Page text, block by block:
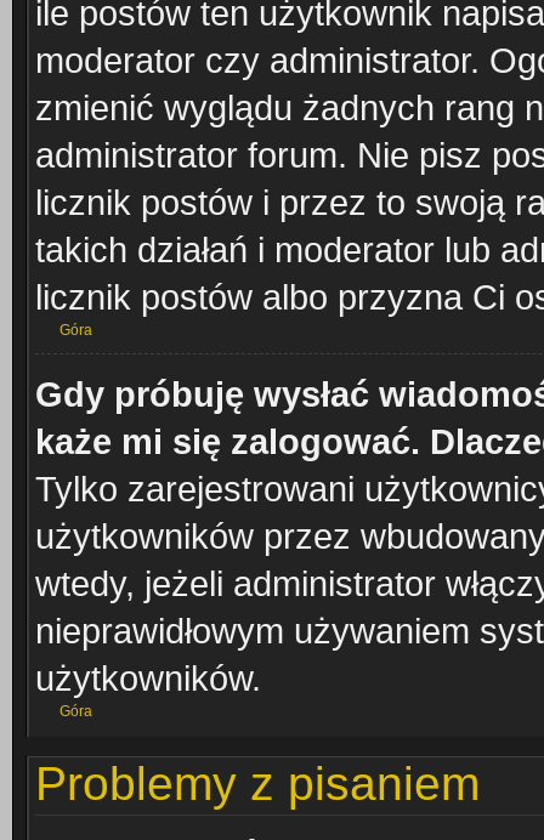
ile postów ten użytkownik
moderator czy administrator.
zmienić wyglądu żadnych rang
administrator forum. Nie pisz
licznik postów i przez to swoją
takich działań i moderator lub
licznik postów albo przyzna Ci
Góra
Gdy próbuję wysłać
każe mi się zalogować.
Tylko zarejestrowani
użytkowników przez
wtedy, jeżeli administrator
nieprawidłowym używaniem
użytkowników.
Góra
Problemy z pisaniem